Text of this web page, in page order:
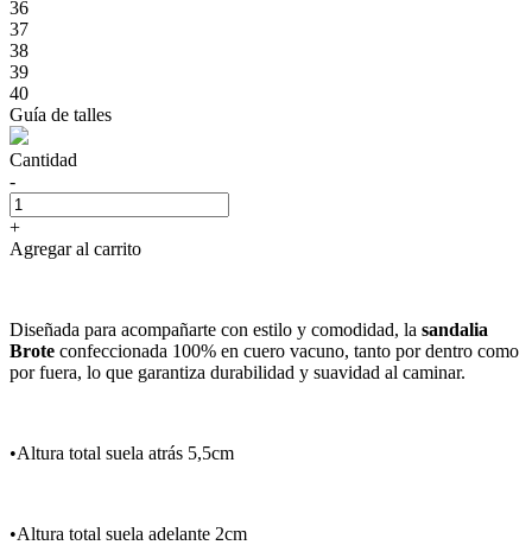
36
37
38
39
40
Guía de talles
Cantidad
-
+
Agregar al carrito
Diseñada para acompañarte con estilo y comodidad, la sandalia
Brote confeccionada 100% en cuero vacuno, tanto por dentro como
por fuera, lo que garantiza durabilidad y suavidad al caminar.
•Altura total suela atrás 5,5cm
•Altura total suela adelante 2cm